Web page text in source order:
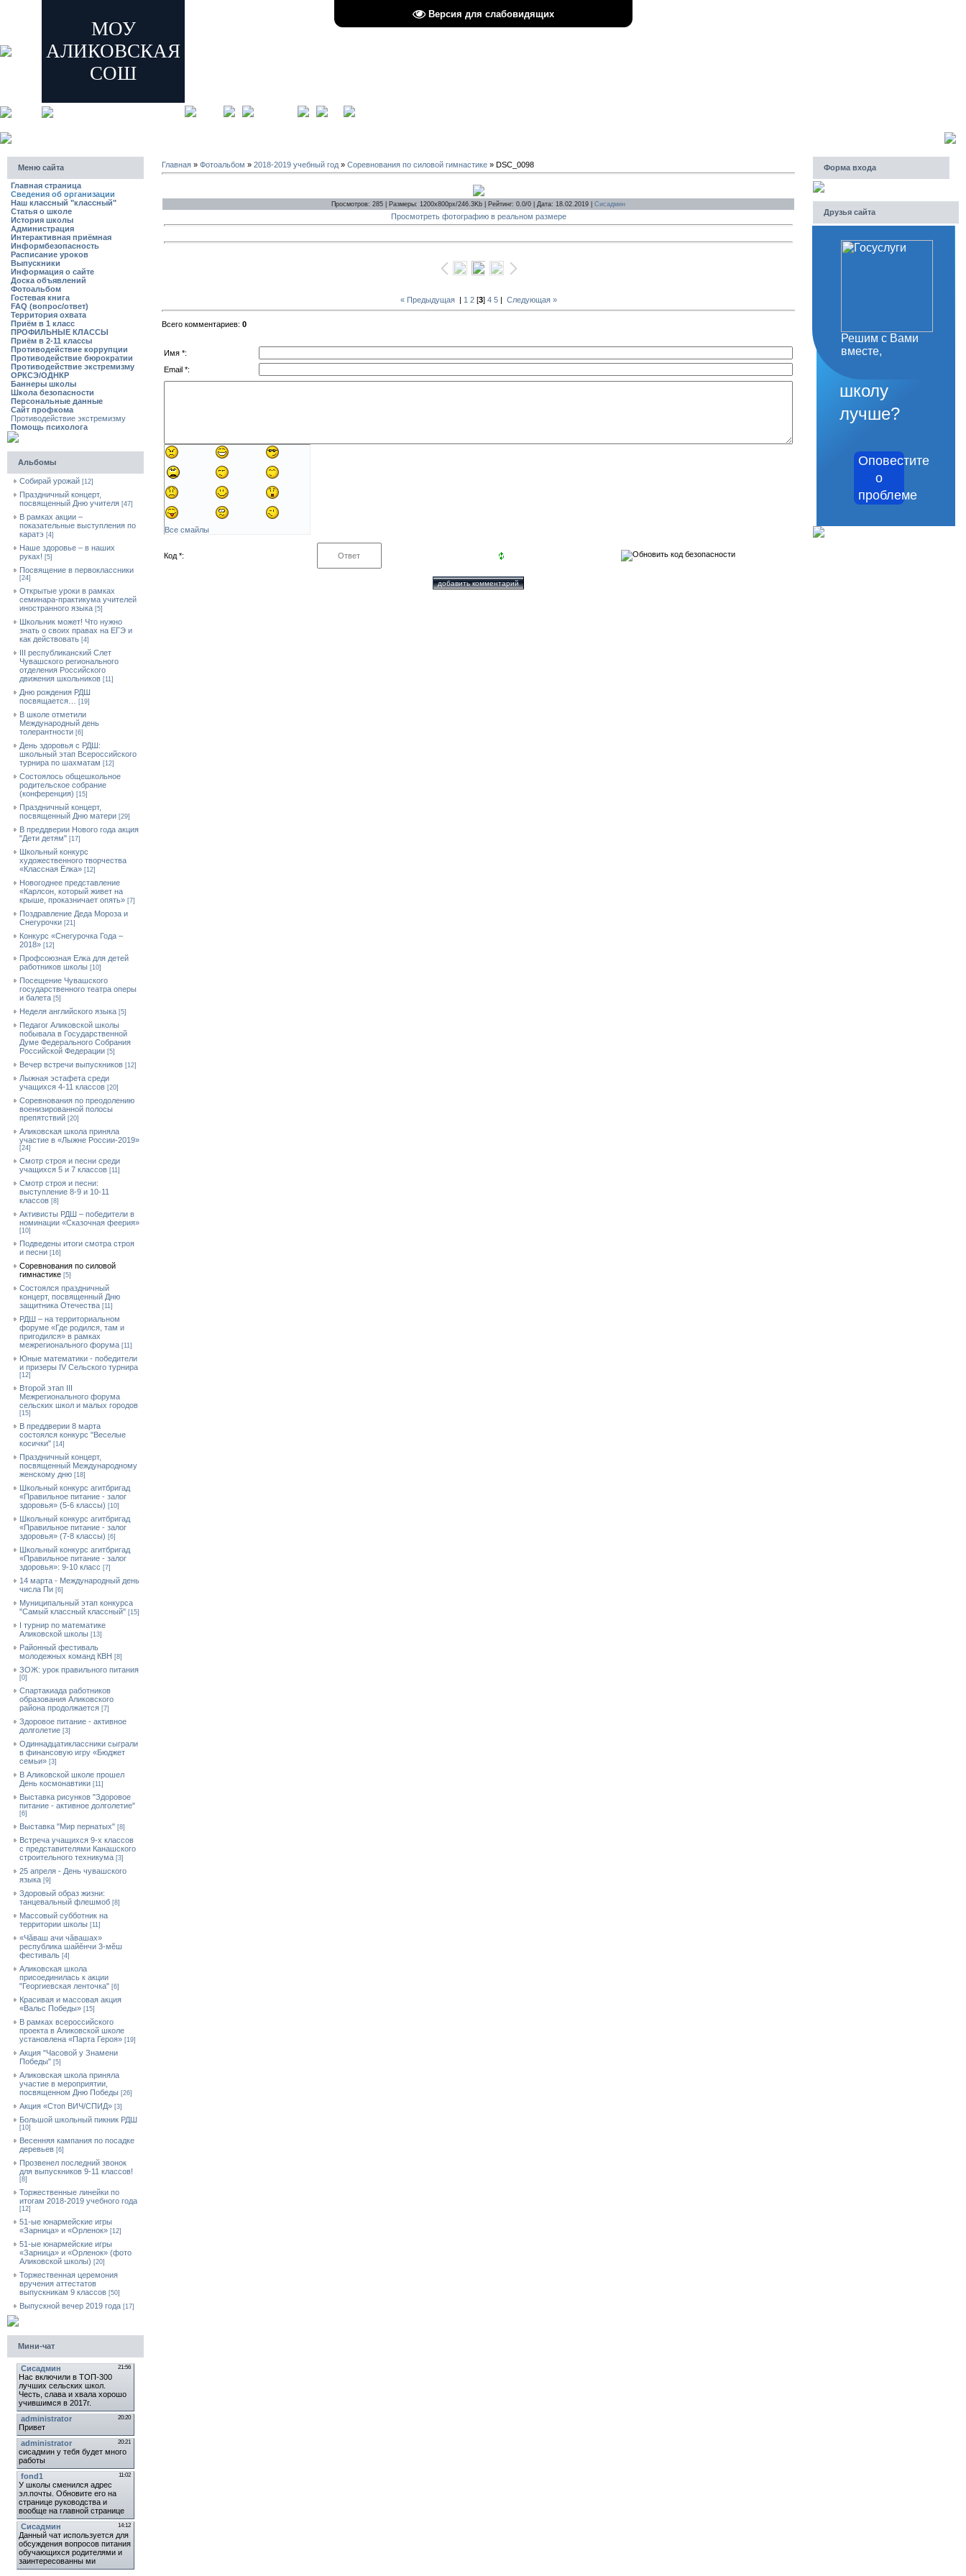
Версия для слабовидящих
МОУ
АЛИКОВСКАЯ
СОШ
Меню сайта
Главная страница
Сведения об организации
Наш классный "классный"
Статья о школе
История школы
Администрация
Интерактивная приёмная
Информбезопасность
Расписание уроков
Выпускники
Информация о сайте
Доска объявлений
Фотоальбом
Гостевая книга
FAQ (вопрос/ответ)
Территория охвата
Приём в 1 класс
ПРОФИЛЬНЫЕ КЛАССЫ
Приём в 2-11 классы
Противодействие коррупции
Противодействие бюрократии
Противодействие экстремизму
ОРКСЭ/ОДНКР
Баннеры школы
Школа безопасности
Персональные данные
Сайт профкома
Противодействие экстремизму
Помощь психолога
Альбомы
Собирай урожай [12]
Праздничный концерт,
посвященный Дню учителя [47]
В рамках акции –
показательные выступления по
каратэ [4]
Наше здоровье – в наших
руках! [5]
Посвящение в первоклассники
[24]
Открытые уроки в рамках
семинара-практикума учителей
иностранного языка [5]
Школьник может! Что нужно
знать о своих правах на ЕГЭ и
как действовать [4]
III республиканский Слет
Чувашского регионального
отделения Российского
движения школьников [11]
Дню рождения РДШ
посвящается…
[19]
В школе отметили
Международный день
толерантности [6]
День здоровья с РДШ:
школьный этап Всероссийского
турнира по шахматам [12]
Состоялось общешкольное
родительское собрание
(конференция) [15]
Праздничный концерт,
посвященный Дню матери [29]
В преддверии Нового года акция
"Дети детям" [17]
Школьный конкурс
художественного творчества
«Классная Ёлка» [12]
Новогоднее представление
«Карлсон, который живет на
крыше, проказничает опять» [7]
Поздравление Деда Мороза и
Снегурочки [21]
Конкурс «Снегурочка Года –
2018» [12]
Профсоюзная Елка для детей
работников школы [10]
Посещение Чувашского
государственного театра оперы
и балета [5]
Неделя английского языка [5]
Педагог Аликовской школы
побывала в Государственной
Думе Федерального Собрания
Российской Федерации [5]
Вечер встречи выпускников [12]
Лыжная эстафета среди
учащихся 4-11 классов [20]
Cоревнования по преодолению
военизированной полосы
препятствий [20]
Аликовская школа приняла
участие в «Лыжне России-2019»
[24]
Смотр строя и песни среди
учащихся 5 и 7 классов [11]
Смотр строя и песни:
выступление 8-9 и 10-11
классов [8]
Активисты РДШ – победители в
номинации «Сказочная феерия»
[10]
Подведены итоги смотра строя
и песни [16]
Соревнования по силовой
гимнастике [5]
Состоялся праздничный
концерт, посвященный Дню
защитника Отечества [11]
РДШ – на территориальном
форуме «Где родился, там и
пригодился» в рамках
межрегионального форума [11]
Юные математики - победители
и призеры IV Сельского турнира
[12]
Второй этап III
Межрегионального форума
сельских школ и малых городов
[15]
В преддверии 8 марта
состоялся конкурс "Веселые
косички" [14]
Праздничный концерт,
посвященный Международному
женскому дню [18]
Школьный конкурс агитбригад
«Правильное питание - залог
здоровья» (5-6 классы) [10]
Школьный конкурс агитбригад
«Правильное питание - залог
здоровья» (7-8 классы) [6]
Школьный конкурс агитбригад
«Правильное питание - залог
здоровья»: 9-10 класс [7]
14 марта - Международный день
числа Пи [6]
Муниципальный этап конкурса
"Самый классный классный" [15]
I турнир по математике
Аликовской школы [13]
Районный фестиваль
молодежных команд КВН [8]
ЗОЖ: урок правильного питания
[0]
Спартакиада работников
образования Аликовского
района продолжается [7]
Здоровое питание - активное
долголетие [3]
Одиннадцатиклассники сыграли
в финансовую игру «Бюджет
семьи» [3]
В Аликовской школе прошел
День космонавтики [11]
Выставка рисунков "Здоровое
питание - активное долголетие"
[6]
Выставка "Мир пернатых" [8]
Встреча учащихся 9-х классов
с представителями Канашского
строительного техникума [3]
25 апреля - День чувашского
языка [9]
Здоровый образ жизни:
танцевальный флешмоб [8]
Массовый субботник на
территории школы [11]
«Чăваш ачи чăвашах»
республика шайĕнчи 3-мĕш
фестиваль [4]
Аликовская школа
присоединилась к акции
"Георгиевская ленточка" [6]
Красивая и массовая акция
«Вальс Победы» [15]
В рамках всероссийского
проекта в Аликовской школе
установлена «Парта Героя» [19]
Акция "Часовой у Знамени
Победы" [5]
Аликовская школа приняла
участие в мероприятии,
посвященном Дню Победы [26]
Акция «Стоп ВИЧ/СПИД» [3]
Большой школьный пикник РДШ
[10]
Весенняя кампания по посадке
деревьев [6]
Прозвенел последний звонок
для выпускников 9-11 классов!
[8]
Торжественные линейки по
итогам 2018-2019 учебного года
[12]
51-ые юнармейские игры
«Зарница» и «Орленок» [12]
51-ые юнармейские игры
«Зарница» и «Орленок» (фото
Аликовской школы) [20]
Торжественная церемония
вручения аттестатов
выпускникам 9 классов [50]
Выпускной вечер 2019 года [17]
Мини-чат
Главная » Фотоальбом » 2018-2019 учебный год » Соревнования по силовой гимнастике » DSC_0098
Просмотров: 285 | Размеры: 1200x800px/246.3Kb | Рейтинг: 0.0/0 | Дата: 18.02.2019 | Сисадмин
Просмотреть фотографию в реальном размере
« Предыдущая| 1 2[3] 4 5| Следующая »
Всего комментариев: 0
Имя *:
Email *:
Все смайлы
Код *:
Форма входа
Друзья сайта
Решим с Вами
вместе,
как
школу
лучше?
Оповестите
о
проблеме